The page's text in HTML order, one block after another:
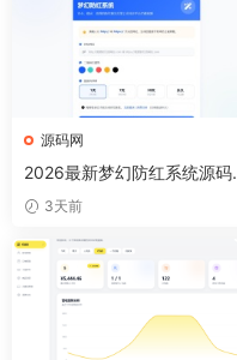
源码网
2026最新梦幻防红系统源码/
支持抖音圆码
3天前